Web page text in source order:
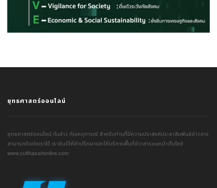
ยุทธศาสตร์ออนไลน์
ยุทธศาสตร์ออนไลน์ ทันข่าว ทันเหตุการณ์ สำหรับท่านที่มีความประสงค์ประชาสัมพันธ์ข่าวสาร
สามารถติดต่อเราได้ เรายินดีให้คำปรึกษาและให้บริการพื้นที่ข่าวสารบนหน้าเว็บไซต์
www.yutthasartonline.com